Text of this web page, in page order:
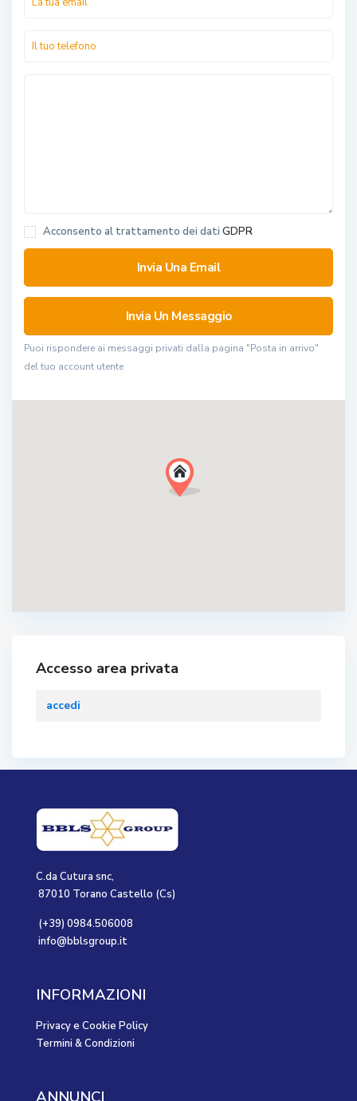
Acconsento al trattamento dei dati GDPR
Puoi rispondere ai messaggi privati ​​dalla pagina "Posta in arrivo"
del tuo account utente
Accesso area privata
accedi
C.da Cutura snc,
87010 Torano Castello (Cs)
(+39) 0984.506008
info@bblsgroup.it
INFORMAZIONI
Privacy e Cookie Policy
Termini & Condizioni
ANNUNCI